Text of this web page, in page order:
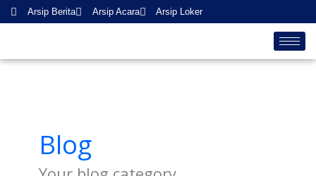
Skip
to
Arsip Berita Arsip Acara Arsip Loker
Blog